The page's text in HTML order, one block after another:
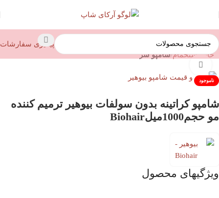
پیگیری سفارشات
خانه استحمام شامپو سر
ناموجود
شامپو کراتینه بدون سولفات بیوهیر ترمیم کننده
مو حجم1000میلBiohair
ویژگیهای محصول